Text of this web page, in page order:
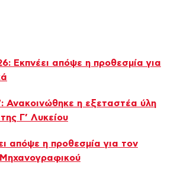
Εκπνέει απόψε η προθεσμία για
Ανακοινώθηκε η εξεταστέα ύλη
Γ’ Λυκείου
απόψε η προθεσμία για τον